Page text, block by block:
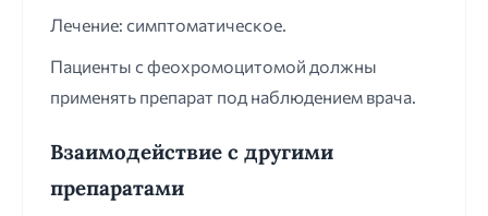
Лечение: симптоматическое.
Пациенты с феохромоцитомой должны
применять препарат под наблюдением врача.
Взаимодействие с другими
препаратами